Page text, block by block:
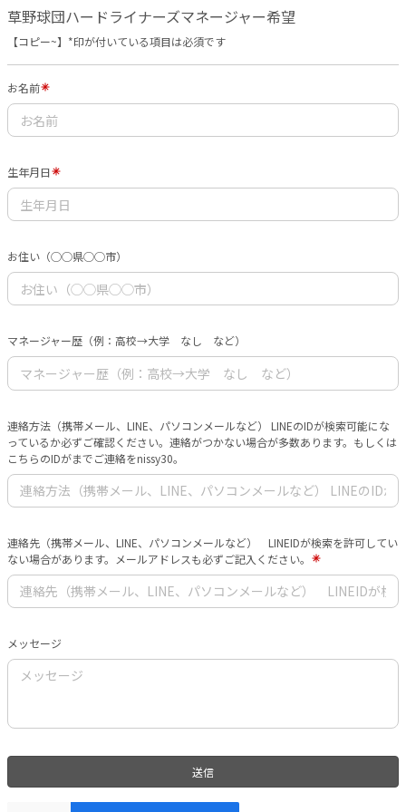
草野球団ハードライナーズマネージャー希望
【コピー~】*印が付いている項目は必須です
お名前
生年月日
お住い（◯◯県◯◯市）
マネージャー歴（例：高校→大学 なし など）
連絡方法（携帯メール、LINE、パソコンメールなど） LINEのIDが検索可能にな
っているか必ずご確認ください。連絡がつかない場合が多数あります。もしくは
こちらのIDがまでご連絡をnissy30。
連絡先（携帯メール、LINE、パソコンメールなど） LINEIDが検索を許可してい
ない場合があります。メールアドレスも必ずご記入ください。
メッセージ
送信